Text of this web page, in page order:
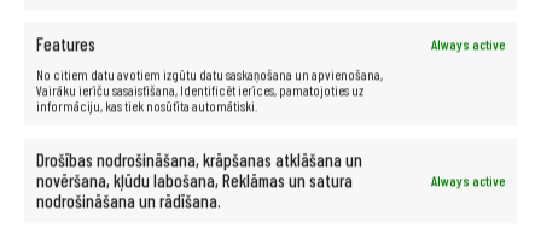
Features
Always active
No citiem datu avotiem izgūtu datu saskaņošana un apvienošana,
Vairāku ierīču sasaistīšana, Identificēt ierīces, pamatojoties uz
informāciju, kas tiek nosūtīta automātiski.
Drošības nodrošināšana, krāpšanas atklāšana un
novēršana, kļūdu labošana, Reklāmas un satura
nodrošināšana un rādīšana.
Always active
Interneta veikala noteikumi
Privātuma politika
KLIENTU APKALPOŠANA
Sūdzība par produktu